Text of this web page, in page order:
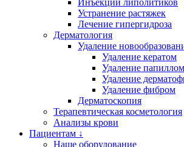
Инъекции липолитиков
Устранение растяжек
Лечение гипергидроза
Дерматология
Удаление
Удаление кератом
Удаление папиллом
Удаление
Удаление фибром
Дерматоскопия
Терапевтическая косметология
Анализы крови
Пациентам ↓
Наше оборудование